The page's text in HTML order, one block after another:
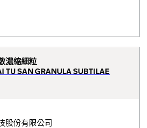
濃縮細粒
TU SAN GRANULA SUBTILAE
股份有限公司